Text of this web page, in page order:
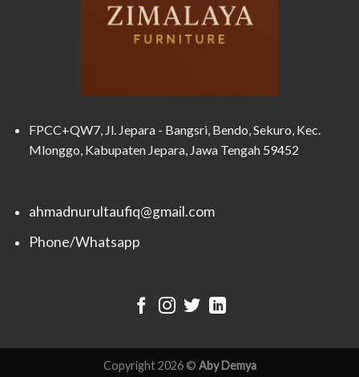
FPCC+QW7, Jl. Jepara - Bangsri, Bendo, Sekuro, Kec.
Mlonggo, Kabupaten Jepara, Jawa Tengah 59452
ahmadnurultaufiq@gmail.com
Phone/Whatsapp
Copyright 2026 © Aby Demya